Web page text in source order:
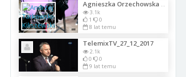
Agnieszka Orzechowska reklamuje bieliznę erotyczną - sesja fotograficzna
3.1k
1
0
8 lat temu
TelemixTV_27_12_2017
2.1k
0
0
9 lat temu